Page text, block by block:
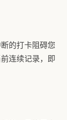
的打卡阻碍您
连续记录，即